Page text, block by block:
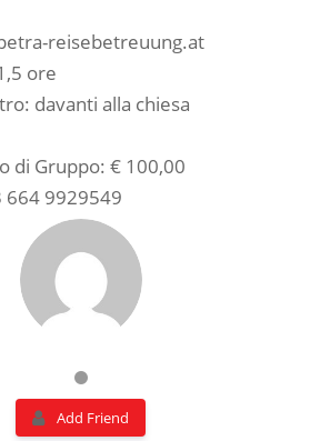
reisebetreuung.at
ore
davanti alla chiesa
di Gruppo: € 100,00
664 9929549
Add Friend